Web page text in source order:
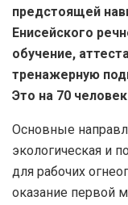
предстоящей
Енисейского
обучение,
тренажерную
Это на 70
Основные
экологическая и
для рабочих
оказание первой